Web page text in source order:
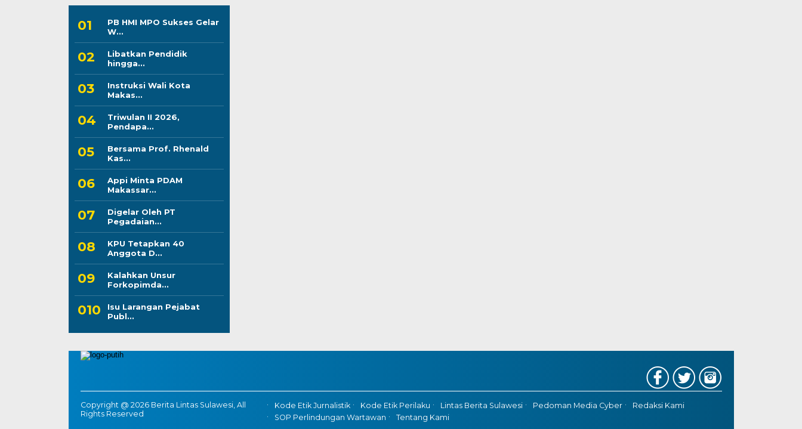
PB HMI MPO Sukses Gelar
W...
Libatkan Pendidik
hingga...
Instruksi Wali Kota
Makas...
Triwulan II 2026,
Pendapa...
Bersama Prof. Rhenald
Kas...
Appi Minta PDAM
Makassar...
Digelar Oleh PT
Pegadaian...
KPU Tetapkan 40
Anggota D...
Kalahkan Unsur
Forkopimda...
Isu Larangan Pejabat
Publ...
Copyright @ 2026 Berita Lintas Sulawesi, All
Rights Reserved
Kode Etik Jurnalistik Kode Etik Perilaku Lintas Berita Sulawesi Pedoman Media Cyber
Redaksi Kami
SOP Perlindungan Wartawan
Tentang Kami